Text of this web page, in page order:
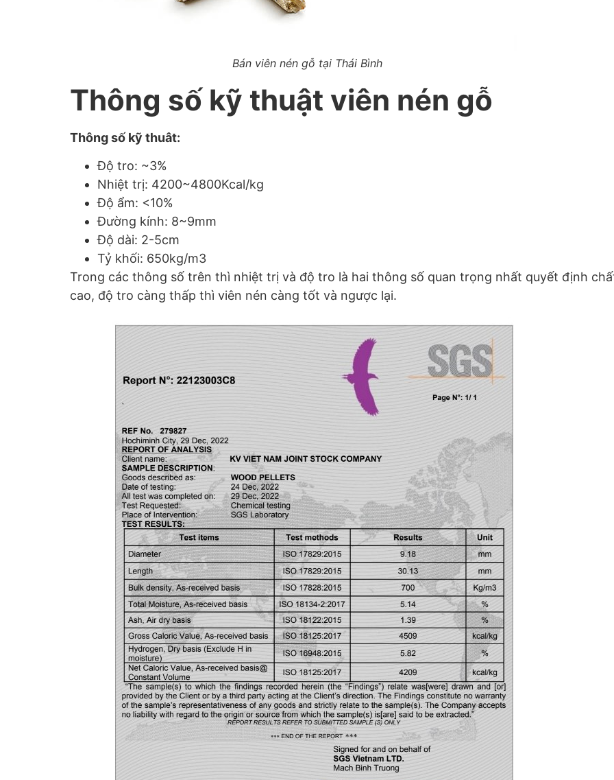
Bán viên nén gỗ tại Thái Bình
Thông số kỹ thuật viên nén gỗ
Thông số kỹ thuât:
Độ tro: ~3%
Nhiệt trị: 4200~4800Kcal/kg
Độ ẩm: <10%
Đường kính: 8~9mm
Độ dài: 2-5cm
Tỷ khối: 650kg/m3
Trong các thông số trên thì nhiệt trị và độ tro là hai thông số quan trọng nhất quyết định
cao, độ tro càng thấp thì viên nén càng tốt và ngược lại.